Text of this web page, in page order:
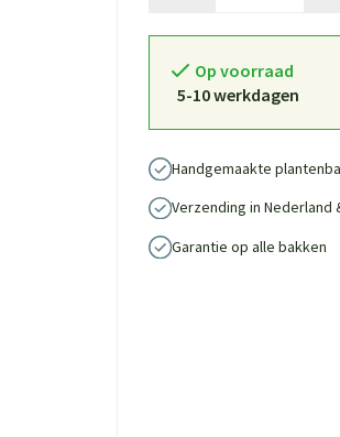
Op voorraad
5-10 werkdagen
Handgemaakte
Verzending in Nederland
Garantie op alle bakken